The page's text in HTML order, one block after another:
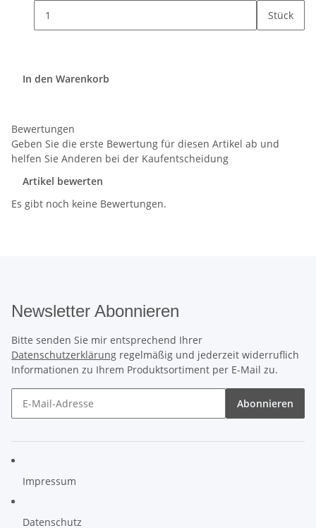
Stück
In den Warenkorb
Bewertungen
Geben Sie die erste Bewertung für diesen Artikel ab und
helfen Sie Anderen bei der Kaufentscheidung
Artikel bewerten
Es gibt noch keine Bewertungen.
Newsletter Abonnieren
Bitte senden Sie mir entsprechend Ihrer
Datenschutzerklärung regelmäßig und jederzeit widerruflich
Informationen zu Ihrem Produktsortiment per E-Mail zu.
Abonnieren
Impressum
Datenschutz